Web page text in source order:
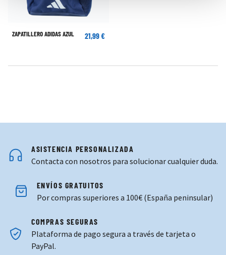
ZAPATILLERO ADIDAS AZUL 21,99 €
ASISTENCIA PERSONALIZADA
Contacta con nosotros para solucionar cualquier duda.
ENVÍOS GRATUITOS
Por compras superiores a 100€ (España peninsular)
COMPRAS SEGURAS
Plataforma de pago segura a través de tarjeta o
PayPal.